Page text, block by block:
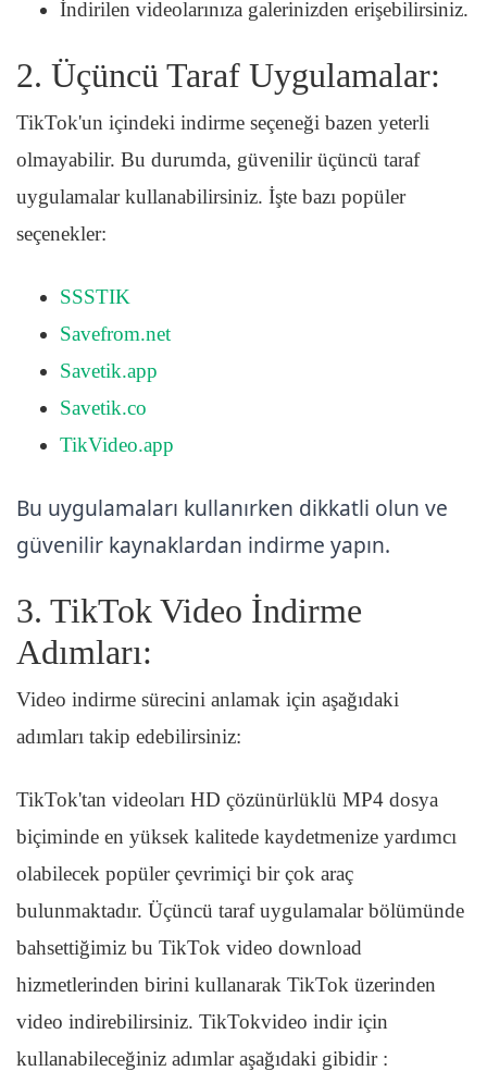
İndirilen videolarınıza galerinizden erişebilirsiniz.
2. Üçüncü Taraf Uygulamalar:
TikTok'un içindeki indirme seçeneği bazen yeterli
olmayabilir. Bu durumda, güvenilir üçüncü taraf
uygulamalar kullanabilirsiniz. İşte bazı popüler
seçenekler:
SSSTIK
Savefrom.net
Savetik.app
Savetik.co
TikVideo.app
Bu uygulamaları kullanırken dikkatli olun ve
güvenilir kaynaklardan indirme yapın.
3. TikTok Video İndirme
Adımları:
Video indirme sürecini anlamak için aşağıdaki
adımları takip edebilirsiniz:
TikTok'tan videoları HD çözünürlüklü MP4 dosya
biçiminde en yüksek kalitede kaydetmenize yardımcı
olabilecek popüler çevrimiçi bir çok araç
bulunmaktadır. Üçüncü taraf uygulamalar bölümünde
bahsettiğimiz bu TikTok video download
hizmetlerinden birini kullanarak TikTok üzerinden
video indirebilirsiniz. TikTokvideo indir için
kullanabileceğiniz adımlar aşağıdaki gibidir :